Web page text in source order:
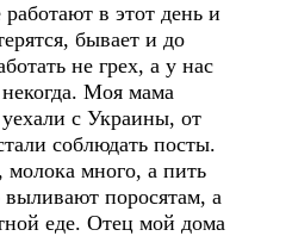
в этот день и
бывает и до
не грех, а у нас
Моя мама
с Украины, от
соблюдать посты.
много, а пить
поросятам, а
еде. Отец мой дома